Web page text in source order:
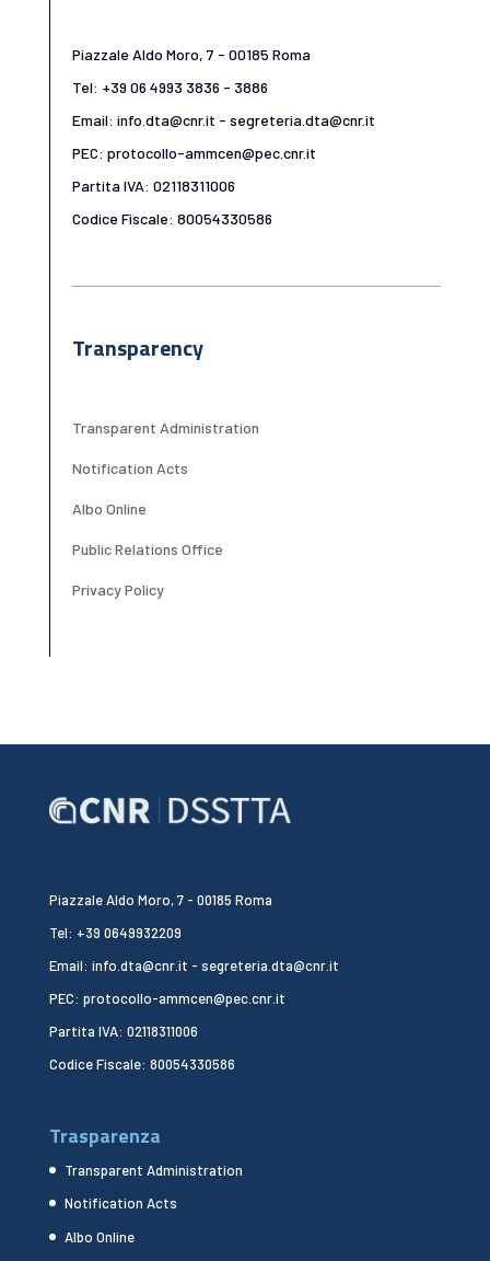
Piazzale Aldo Moro, 7 - 00185 Roma
Tel: +39 06 4993 3836 - 3886
Email: info.dta@cnr.it - segreteria.dta@cnr.it
PEC: protocollo-ammcen@pec.cnr.it
Partita IVA: 02118311006
Codice Fiscale: 80054330586
Transparency
Transparent Administration
Notification Acts
Albo Online
Public Relations Office
Privacy Policy
Piazzale Aldo Moro, 7 - 00185 Roma
Tel: +39 0649932209
Email: info.dta@cnr.it - segreteria.dta@cnr.it
PEC: protocollo-ammcen@pec.cnr.it
Partita IVA: 02118311006
Codice Fiscale: 80054330586
Trasparenza
Transparent Administration
Notification Acts
Albo Online